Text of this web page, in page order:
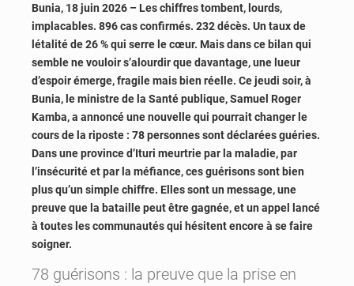
Bunia, 18 juin 2026 – Les chiffres tombent, lourds,
implacables. 896 cas confirmés. 232 décès. Un taux de
létalité de 26 % qui serre le cœur. Mais dans ce bilan qui
semble ne vouloir s’alourdir que davantage, une lueur
d’espoir émerge, fragile mais bien réelle. Ce jeudi soir, à
Bunia, le ministre de la Santé publique, Samuel Roger
Kamba, a annoncé une nouvelle qui pourrait changer le
cours de la riposte : 78 personnes sont déclarées guéries.
Dans une province d’Ituri meurtrie par la maladie, par
l’insécurité et par la méfiance, ces guérisons sont bien
plus qu’un simple chiffre. Elles sont un message, une
preuve que la bataille peut être gagnée, et un appel lancé
à toutes les communautés qui hésitent encore à se faire
soigner.
78 guérisons : la preuve que la prise en